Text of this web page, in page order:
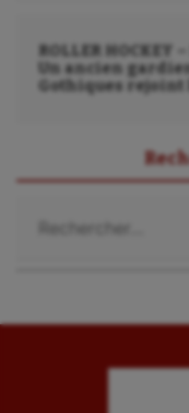
ROLLER HOCKEY
Un ancien
Gothiques